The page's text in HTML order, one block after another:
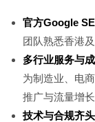
官方Google
团队熟悉香港
多行业服务与
为制造业、电
推广与流量增
技术与合规齐